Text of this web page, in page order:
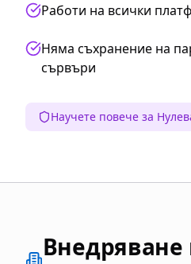
Работи на всички
Няма съхранение на
сървъри
Научете повече за
Внедряване